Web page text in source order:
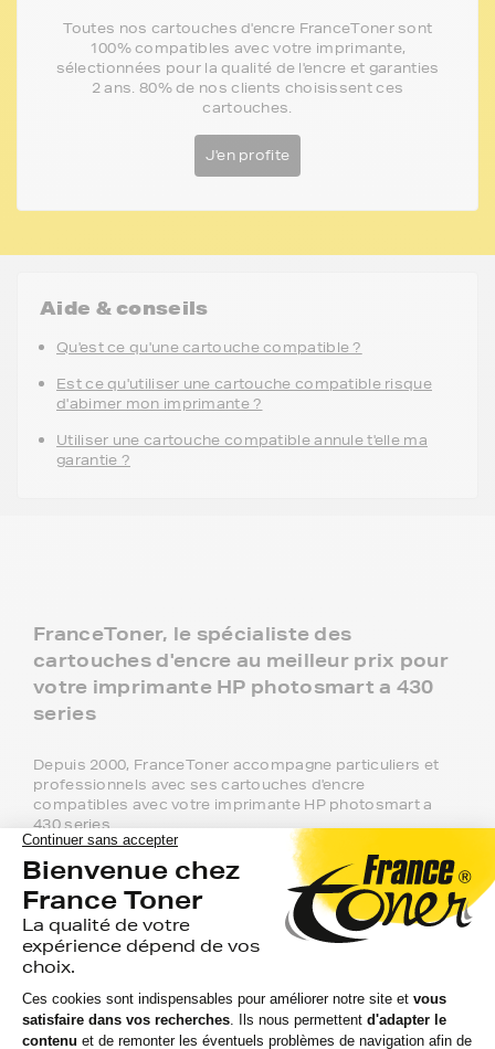
Toutes nos cartouches d'encre FranceToner sont
100% compatibles avec votre imprimante,
sélectionnées pour la qualité de l'encre et garanties
2 ans. 80% de nos clients choisissent ces
cartouches.
J'en profite
Aide & conseils
Qu'est ce qu'une cartouche compatible ?
Est ce qu'utiliser une cartouche compatible risque
d'abimer mon imprimante ?
Utiliser une cartouche compatible annule t'elle ma
garantie ?
FranceToner, le spécialiste des
cartouches d'encre au meilleur prix pour
votre imprimante HP photosmart a 430
series
Depuis 2000, FranceToner accompagne particuliers et
professionnels avec ses cartouches d'encre
compatibles avec votre imprimante HP photosmart a
430 series.
Recommandée à plus de 97% par nos 2 millions de
clients, FranceToner est la référence. Nous proposons
plus de 300 000 produits pour toutes les plus grandes
marques : Epson, HP, Canon, Lexmark, Brother,
Samsung, Konica-MInolta, Olivetti, Ricoh.... et même les
moins connues !
Pour votre imprimante HP photosmart a
430 series, vous aurez le choix entre 3